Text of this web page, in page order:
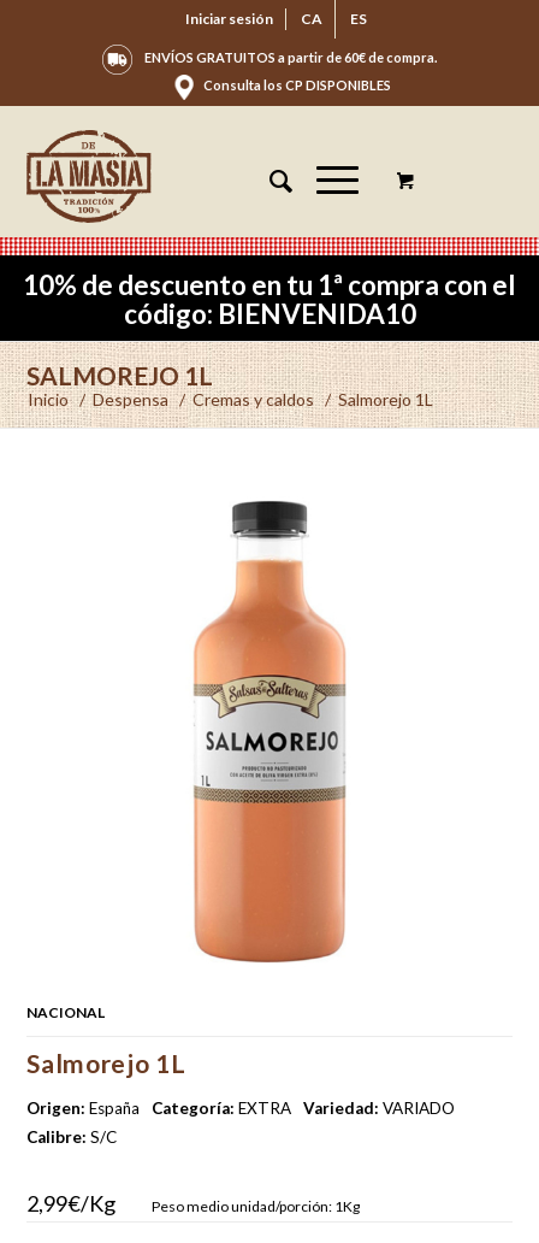
Iniciar sesión CA ES
ENVÍOS GRATUITOS a partir de 60€ de compra.
Consulta los CP DISPONIBLES
10% de descuento en tu 1ª compra con el
código: BIENVENIDA10
SALMOREJO 1L
Inicio / Despensa / Cremas y caldos / Salmorejo 1L
NACIONAL
Salmorejo 1L
Origen: España Categoría: EXTRA Variedad: VARIADO
Calibre: S/C
2,99€/Kg Peso medio unidad/porción: 1Kg